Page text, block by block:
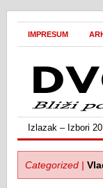
IMPRESUM
Izlazak – Izbori
Categorized |